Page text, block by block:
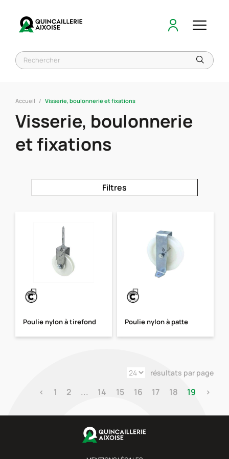
Accueil Visserie, boulonnerie et fixations
Visserie, boulonnerie
et fixations
Filtres
Poulie nylon à tirefond Poulie nylon à patte
résultats par page
‹ 1 2 ... 14 15 16 17 18 19 ›